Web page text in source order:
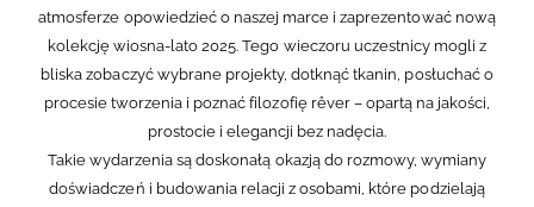
atmosferze opowiedzieć o naszej marce i zaprezentować nową
kolekcję wiosna-lato 2025. Tego wieczoru uczestnicy mogli z
bliska zobaczyć wybrane projekty, dotknąć tkanin, posłuchać o
procesie tworzenia i poznać filozofię rêver – opartą na jakości,
prostocie i elegancji bez nadęcia.
Takie wydarzenia są doskonałą okazją do rozmowy, wymiany
doświadczeń i budowania relacji z osobami, które podzielają